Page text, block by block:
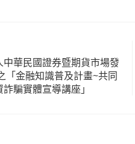
華民國證券暨期貨市場發
「金融知識普及計畫~共同
騙實體宣導講座」